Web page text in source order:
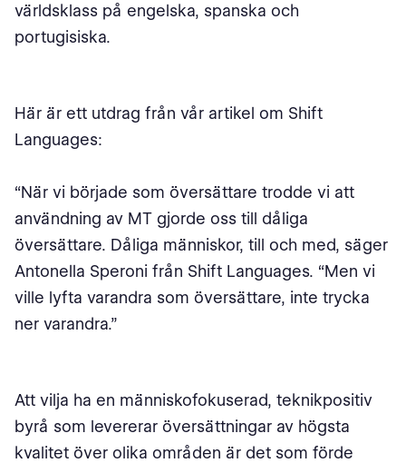
världsklass på engelska, spanska och
portugisiska.
Här är ett utdrag från vår artikel om Shift
Languages:
“När vi började som översättare trodde vi att
användning av MT gjorde oss till dåliga
översättare. Dåliga människor, till och med, säger
Antonella Speroni från Shift Languages. “Men vi
ville lyfta varandra som översättare, inte trycka
ner varandra.”
Att vilja ha en människofokuserad, teknikpositiv
byrå som levererar översättningar av högsta
kvalitet över olika områden är det som förde